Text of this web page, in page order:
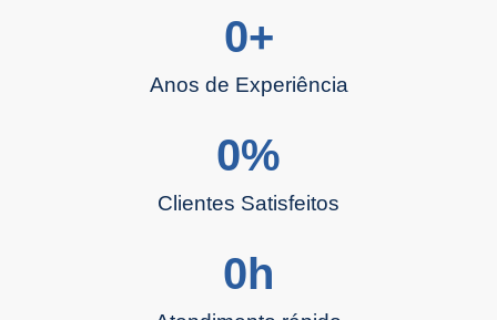
Anos de Experiência
0+
Clientes Satisfeitos
0%
0h